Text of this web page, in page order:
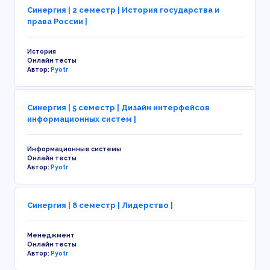
Синергия | 2 семестр | История государства и
права России |
История
Онлайн тесты
Автор:Pyotr
Синергия | 5 семестр | Дизайн интерфейсов
информационных систем |
Информационные системы
Онлайн тесты
Автор:Pyotr
Синергия | 8 семестр | Лидерство |
Менеджмент
Онлайн тесты
Автор:Pyotr